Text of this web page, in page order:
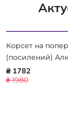
Корсет на
(посилений)
₴ 1782
₴ 1980